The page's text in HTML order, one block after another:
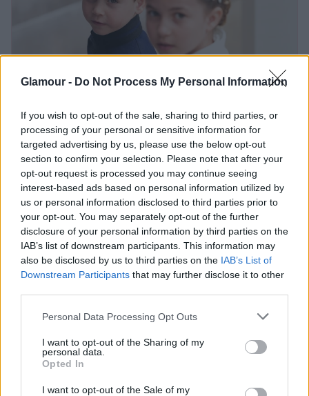
Glamour - Do Not Process My Personal Information
If you wish to opt-out of the sale, sharing to third parties, or
processing of your personal or sensitive information for
targeted advertising by us, please use the below opt-out
section to confirm your selection. Please note that after your
opt-out request is processed you may continue seeing
interest-based ads based on personal information utilized by
us or personal information disclosed to third parties prior to
your opt-out. You may separately opt-out of the further
disclosure of your personal information by third parties on the
IAB’s list of downstream participants. This information may
also be disclosed by us to third parties on the IAB’s List of
Downstream Participants that may further disclose it to other
Please note that this website/app uses one or more Google
not limited to your visit or usage behaviour. You may click to
grant or deny consent to Google and its third-party tags to
use your data for below specified purposes in below Google
consent section.
Personal Data Processing Opt Outs
I want to opt-out of the Sharing of my
personal data.
Opted In
I want to opt-out of the Sale of my
Nagyon édes titok derült ki Lajos
hercegről és Sarolta hercegnőről
Lajos herceg nagyon szerezi a pizzát és a curry-t is,
de ő szívesen fogyaszt zöldségeket is, a legnagyobb
kedvence pedig a cékla- mondta el Katalin hercegné,
mikor Mary Berry műsorában vendégeskedett. Ezen
pedig igencsak meglepődtünk, hiszen a legtöbb
kisgyereknek könyörögni kell azért, hogy
rendszeresen egyen friss gyümölcsöket és
zöldségeket.